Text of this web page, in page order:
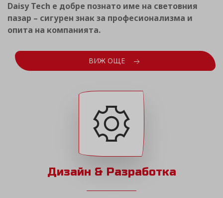
Daisy Tech е добре познато име на световния
пазар – сигурен знак за професионализма и
опита на компанията.
ВИЖ ОЩЕ
Дизайн & Разработка